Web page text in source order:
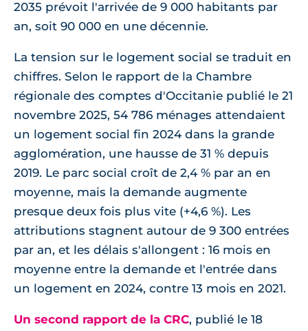
2035 prévoit l'arrivée de 9 000 habitants par
an, soit 90 000 en une décennie.
La tension sur le logement social se traduit en
chiffres. Selon le rapport de la Chambre
régionale des comptes d'Occitanie publié le 21
novembre 2025, 54 786 ménages attendaient
un logement social fin 2024 dans la grande
agglomération, une hausse de 31 % depuis
2019. Le parc social croît de 2,4 % par an en
moyenne, mais la demande augmente
presque deux fois plus vite (+4,6 %). Les
attributions stagnent autour de 9 300 entrées
par an, et les délais s'allongent : 16 mois en
moyenne entre la demande et l'entrée dans
un logement en 2024, contre 13 mois en 2021.
Un second rapport de la CRC, publié le 18